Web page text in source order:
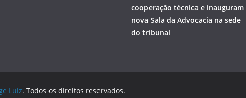
cooperação técnica e inauguram
nova Sala da Advocacia na sede
do tribunal
Luiz. Todos os direitos reservados.